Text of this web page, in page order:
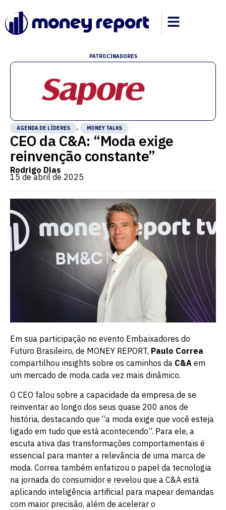
PATROCINADORES
AGENDA DE LÍDERES , MONEY TALKS
CEO da C&A: “Moda exige
reinvenção constante”
Rodrigo Dias
15 de abril de 2025
Em sua participação no evento Embaixadores do
Futuro Brasileiro, de MONEY REPORT, Paulo Correa
compartilhou insights sobre os caminhos da C&A em
um mercado de moda cada vez mais dinâmico.
O CEO falou sobre a capacidade da empresa de se
reinventar ao longo dos seus quase 200 anos de
história, destacando que “a moda exige que você esteja
ligado em tudo que está acontecendo”. Para ele, a
escuta ativa das transformações comportamentais é
essencial para manter a relevância de uma marca de
moda. Correa também enfatizou o papel da tecnologia
na jornada do consumidor e revelou que a C&A está
aplicando inteligência artificial para mapear demandas
com maior precisão, além de acelerar o